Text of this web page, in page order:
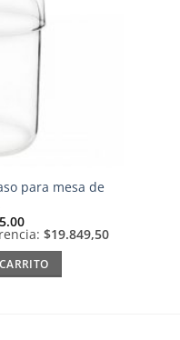
para mesa de
$19.849,50